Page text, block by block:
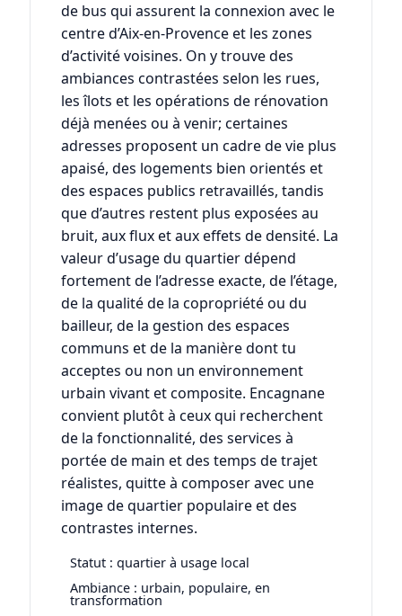
de bus qui assurent la connexion avec le
centre d’Aix-en-Provence et les zones
d’activité voisines. On y trouve des
ambiances contrastées selon les rues,
les îlots et les opérations de rénovation
déjà menées ou à venir; certaines
adresses proposent un cadre de vie plus
apaisé, des logements bien orientés et
des espaces publics retravaillés, tandis
que d’autres restent plus exposées au
bruit, aux flux et aux effets de densité. La
valeur d’usage du quartier dépend
fortement de l’adresse exacte, de l’étage,
de la qualité de la copropriété ou du
bailleur, de la gestion des espaces
communs et de la manière dont tu
acceptes ou non un environnement
urbain vivant et composite. Encagnane
convient plutôt à ceux qui recherchent
de la fonctionnalité, des services à
portée de main et des temps de trajet
réalistes, quitte à composer avec une
image de quartier populaire et des
contrastes internes.
Statut : quartier à usage local
Ambiance : urbain, populaire, en
transformation